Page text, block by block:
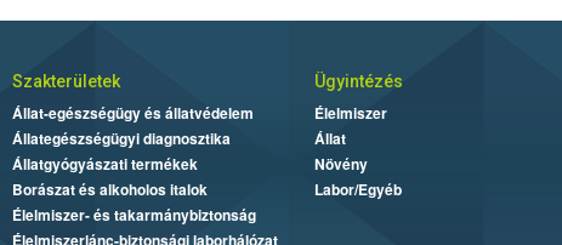
Szakterületek
Állat-egészségügy és állatvédelem
Állategészségügyi diagnosztika
Állatgyógyászati termékek
Borászat és alkoholos italok
Élelmiszer- és takarmánybiztonság
Élelmiszerlánc-biztonsági laborhálózat
Ügyintézés
Élelmiszer
Állat
Növény
Labor/Egyéb